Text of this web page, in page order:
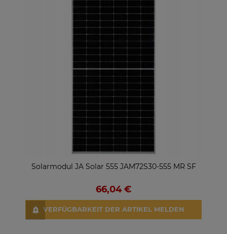
Solarmodul JA Solar 555 JAM72S30-555 MR SF
66,04 €
VERFÜGBARKEIT DER ARTIKEL MELDEN